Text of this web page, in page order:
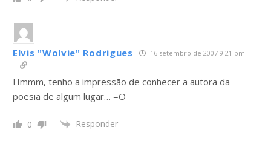
Elvis "Wolvie" Rodrigues 16 setembro de 2007 9:21 pm
Hmmm, tenho a impressão de conhecer a autora da
poesia de algum lugar… =O
0 Responder